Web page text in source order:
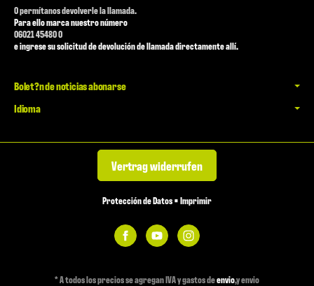
O permítanos devolverle la llamada.
Para ello marca nuestro número
06021 45480 0
e ingrese su solicitud de devolución de llamada directamente allí.
Bolet?n de noticias abonarse
Idioma
Vertrag widerrufen
Protección de Datos•Imprimir
*A todos los precios se agregan IVA y gastos deenvio,y envio